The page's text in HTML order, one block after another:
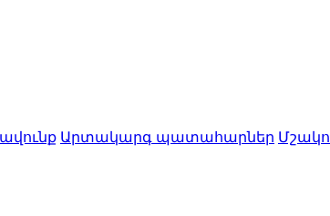
Արտակարգ պատահարներ